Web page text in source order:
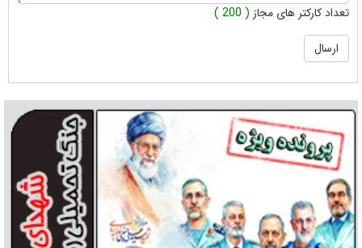
تعداد کارکتر های مجاز ( 200 )